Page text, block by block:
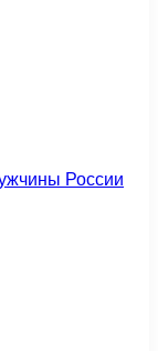
России